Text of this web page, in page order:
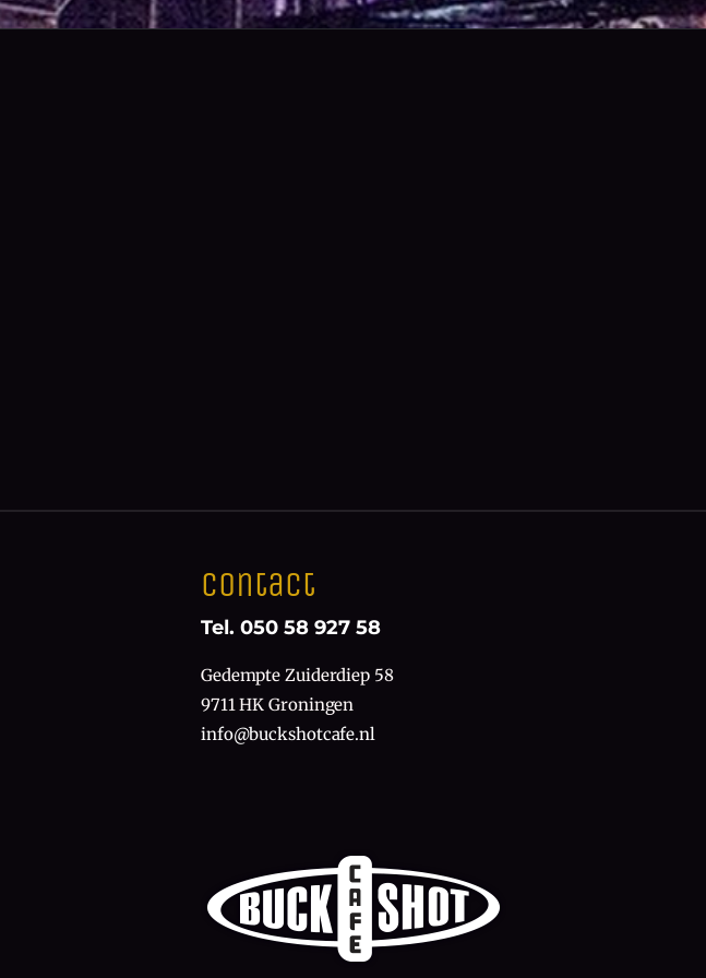
Contact
Tel. 050 58 927 58
Gedempte Zuiderdiep 58
9711 HK Groningen
info@buckshotcafe.nl